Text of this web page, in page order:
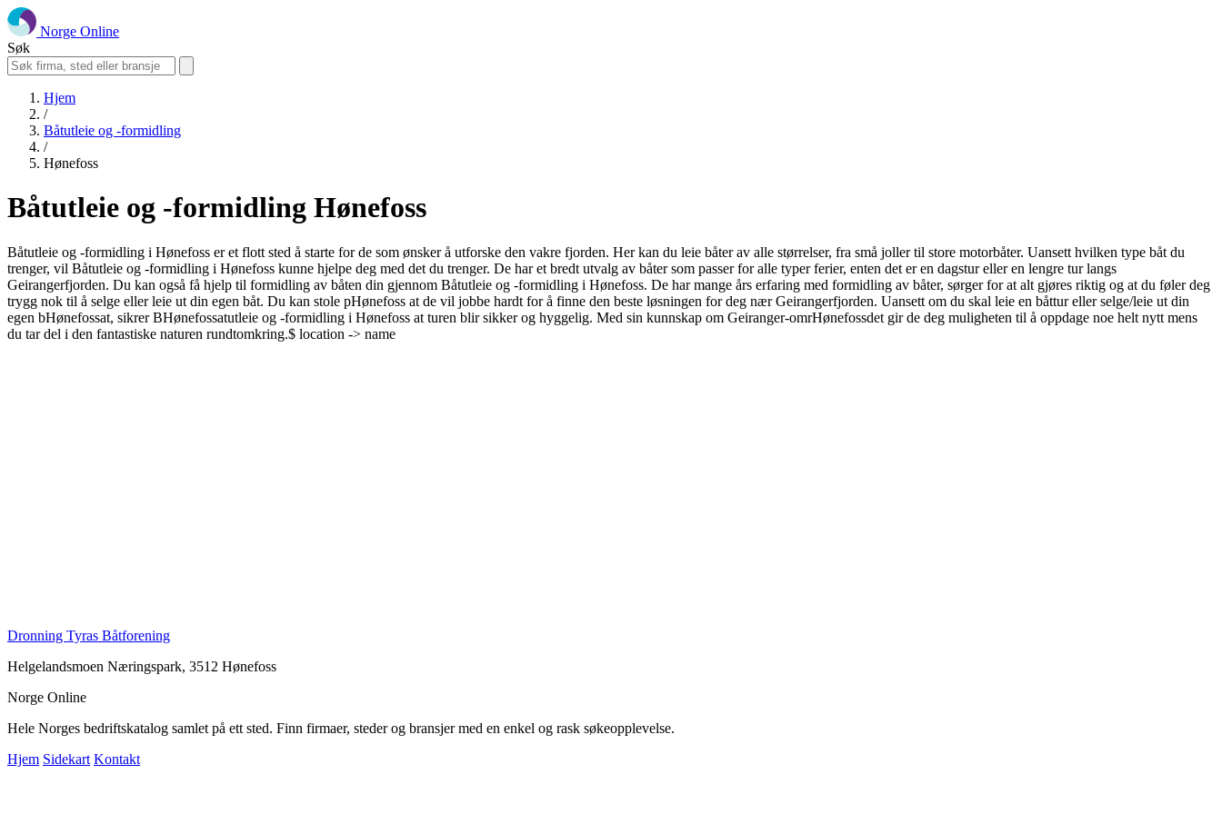
Norge Online
Søk
Hjem
/
Båtutleie og -formidling
/
Hønefoss
Båtutleie og -formidling Hønefoss
Båtutleie og -formidling i Hønefoss er et flott sted å starte for de som ønsker å utforske den vakre fjorden. Her kan du leie båter av alle størrelser, fra små joller til store motorbåter. Uansett hvilken type båt du
trenger, vil Båtutleie og -formidling i Hønefoss kunne hjelpe deg med det du trenger. De har et bredt utvalg av båter som passer for alle typer ferier, enten det er en dagstur eller en lengre tur langs
Geirangerfjorden. Du kan også få hjelp til formidling av båten din gjennom Båtutleie og -formidling i Hønefoss. De har mange års erfaring med formidling av båter, sørger for at alt gjøres riktig og at du føler deg
trygg nok til å selge eller leie ut din egen båt. Du kan stole pHønefoss at de vil jobbe hardt for å finne den beste løsningen for deg nær Geirangerfjorden. Uansett om du skal leie en båttur eller selge/leie ut din
egen bHønefossat, sikrer BHønefossatutleie og -formidling i Hønefoss at turen blir sikker og hyggelig. Med sin kunnskap om Geiranger-omrHønefossdet gir de deg muligheten til å oppdage noe helt nytt mens
du tar del i den fantastiske naturen rundtomkring.$ location -> name
Dronning Tyras Båtforening
Helgelandsmoen Næringspark, 3512 Hønefoss
Norge Online
Hele Norges bedriftskatalog samlet på ett sted. Finn firmaer, steder og bransjer med en enkel og rask søkeopplevelse.
Hjem Sidekart Kontakt